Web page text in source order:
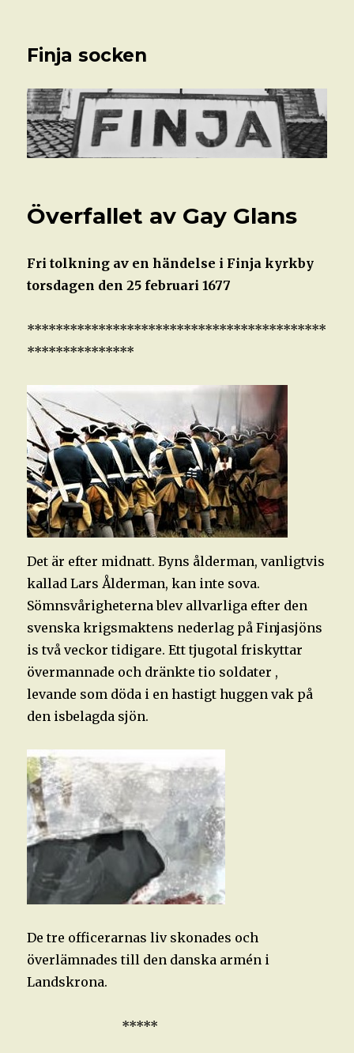
Finja socken
Överfallet av Gay Glans
Fri tolkning av en händelse i Finja kyrkby
torsdagen den 25 februari 1677
******************************************
***************
Det är efter midnatt. Byns ålderman, vanligtvis
kallad Lars Ålderman, kan inte sova.
Sömnsvårigheterna blev allvarliga efter den
svenska krigsmaktens nederlag på Finjasjöns
is två veckor tidigare. Ett tjugotal friskyttar
övermannade och dränkte tio soldater ,
levande som döda i en hastigt huggen vak på
den isbelagda sjön.
De tre officerarnas liv skonades och
överlämnades till den danska armén i
Landskrona.
*****